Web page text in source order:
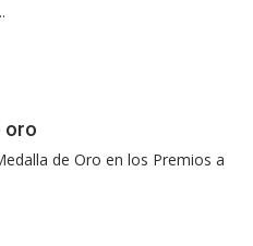
oro
de Oro en los Premios a